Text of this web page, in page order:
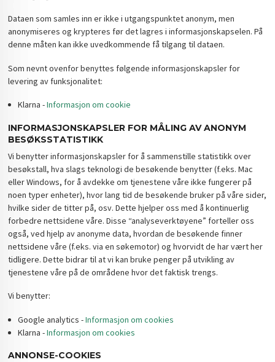
Dataen som samles inn er ikke i utgangspunktet anonym, men
anonymiseres og krypteres før det lagres i informasjonskapselen. På
denne måten kan ikke uvedkommende få tilgang til dataen.
Som nevnt ovenfor benyttes følgende informasjonskapsler for
levering av funksjonalitet:
Klarna -Informasjon om cookie
INFORMASJONSKAPSLER FOR MÅLING AV ANONYM
BESØKSSTATISTIKK
Vi benytter informasjonskapsler for å sammenstille statistikk over
besøkstall, hva slags teknologi de besøkende benytter (f.eks. Mac
eller Windows, for å avdekke om tjenestene våre ikke fungerer på
noen typer enheter), hvor lang tid de besøkende bruker på våre sider,
hvilke sider de titter på, osv. Dette hjelper oss med å kontinuerlig
forbedre nettsidene våre. Disse “analyseverktøyene” forteller oss
også, ved hjelp av anonyme data, hvordan de besøkende finner
nettsidene våre (f.eks. via en søkemotor) og hvorvidt de har vært her
tidligere. Dette bidrar til at vi kan bruke penger på utvikling av
tjenestene våre på de områdene hvor det faktisk trengs.
Vi benytter:
Google analytics -Informasjon om cookies
Klarna -Informasjon om cookies
ANNONSE-COOKIES